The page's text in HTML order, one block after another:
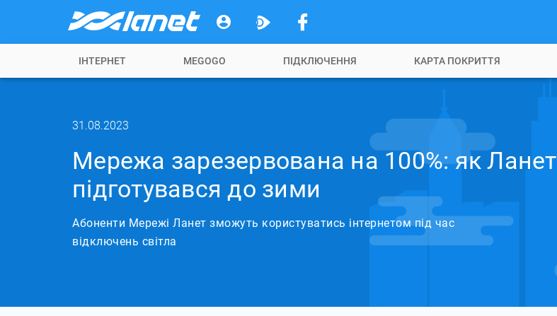
ІНТЕРНЕТ MEGOGO ПІДКЛЮЧЕННЯ КАРТА ПОКРИТТЯ
31.08.2023
Мережа зарезервована на 100%: як Ланет
підготувався до зими
Абоненти Мережі Ланет зможуть користуватись інтернетом під час
відключень світла